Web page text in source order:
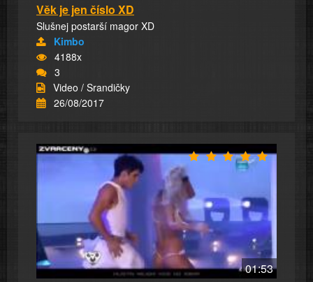
Věk je jen číslo XD
Slušnej postarší magor XD
Kimbo
4188x
3
Video / Srandičky
26/08/2017
01:53